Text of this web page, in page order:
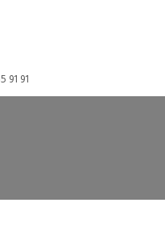
91 91